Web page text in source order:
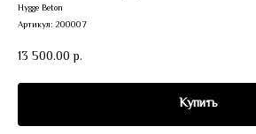
Hygge Beton
Артикул: 200007
13 500.00 р.
Купить